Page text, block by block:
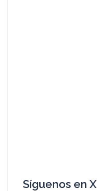
Síguenos en X